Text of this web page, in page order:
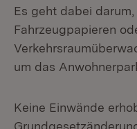
Es geht dabei
Fahrzeugpapieren
um das
Keine Einwände